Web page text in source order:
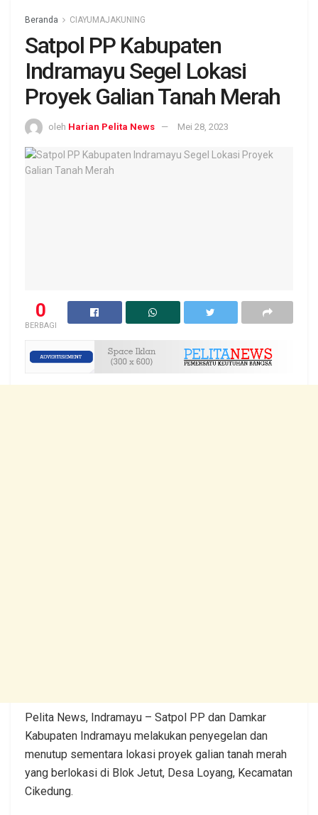
Beranda CIAYUMAJAKUNING
Satpol PP Kabupaten
Indramayu Segel Lokasi
Proyek Galian Tanah Merah
oleh Harian Pelita News Mei 28, 2023
0
BERBAGI
Pelita News, Indramayu – Satpol PP dan Damkar
Kabupaten Indramayu melakukan penyegelan dan
menutup sementara lokasi proyek galian tanah merah
yang berlokasi di Blok Jetut, Desa Loyang, Kecamatan
Cikedung.